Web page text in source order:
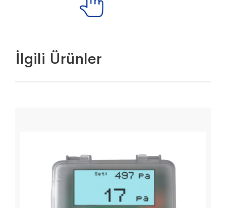
İlgili Ürünler